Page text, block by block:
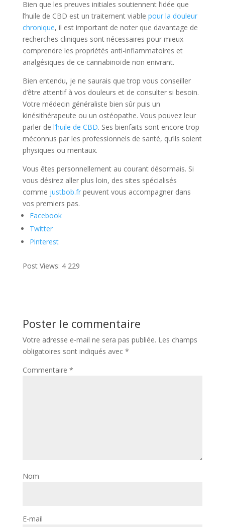
Bien que les preuves initiales soutiennent l’idée que
l’huile de CBD est un traitement viable pour la douleur
chronique, il est important de noter que davantage de
recherches cliniques sont nécessaires pour mieux
comprendre les propriétés anti-inflammatoires et
analgésiques de ce cannabinoïde non enivrant.
Bien entendu, je ne saurais que trop vous conseiller
d’être attentif à vos douleurs et de consulter si besoin.
Votre médecin généraliste bien sûr puis un
kinésithérapeute ou un ostéopathe. Vous pouvez leur
parler de l’huile de CBD. Ses bienfaits sont encore trop
méconnus par les professionnels de santé, qu’ils soient
physiques ou mentaux.
Vous êtes personnellement au courant désormais. Si
vous désirez aller plus loin, des sites spécialisés
comme justbob.frpeuvent vous accompagner dans
vos premiers pas.
Facebook
Twitter
Pinterest
Post Views: 4 229
Poster le commentaire
Votre adresse e-mail ne sera pas publiée. Les champs
obligatoires sont indiqués avec *
Commentaire *
Nom
E-mail